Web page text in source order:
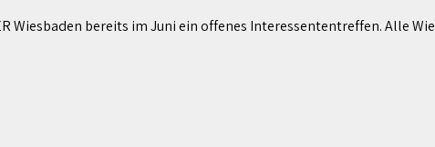
Wiesbaden bereits im Juni ein offenes Interessententreffen. Alle